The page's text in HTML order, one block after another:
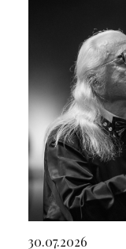
30.07.2026